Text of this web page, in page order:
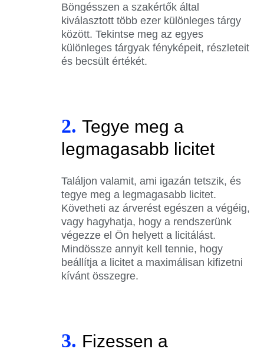
Böngésszen a szakértők által
kiválasztott több ezer különleges tárgy
között. Tekintse meg az egyes
különleges tárgyak fényképeit, részleteit
és becsült értékét.
2. Tegye meg a
legmagasabb licitet
Találjon valamit, ami igazán tetszik, és
tegye meg a legmagasabb licitet.
Követheti az árverést egészen a végéig,
vagy hagyhatja, hogy a rendszerünk
végezze el Ön helyett a licitálást.
Mindössze annyit kell tennie, hogy
beállítja a licitet a maximálisan kifizetni
kívánt összegre.
3. Fizessen a